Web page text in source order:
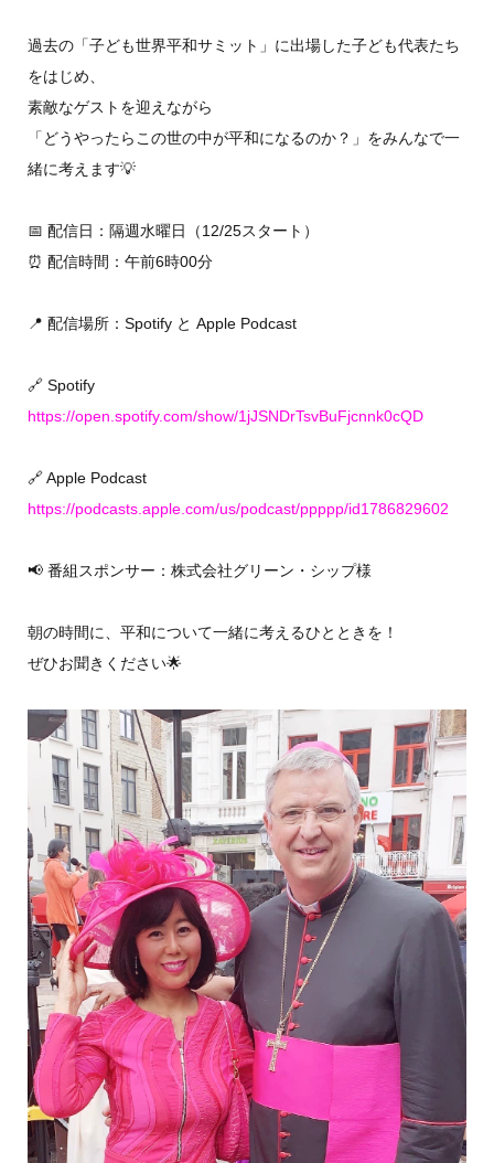
過去の「子ども世界平和サミット」に出場した子ども代表たち
をはじめ、
素敵なゲストを迎えながら
「どうやったらこの世の中が平和になるのか？」をみんなで一
緒に考えます💡
📅 配信日：隔週水曜日（12/25スタート）
⏰ 配信時間：午前6時00分
📍 配信場所：Spotify と Apple Podcast
🔗 Spotify
https://open.spotify.com/show/1jJSNDrTsvBuFjcnnk0cQD
🔗 Apple Podcast
https://podcasts.apple.com/us/podcast/ppppp/id1786829602
📢 番組スポンサー：株式会社グリーン・シップ様
朝の時間に、平和について一緒に考えるひとときを！
ぜひお聞きください🌟